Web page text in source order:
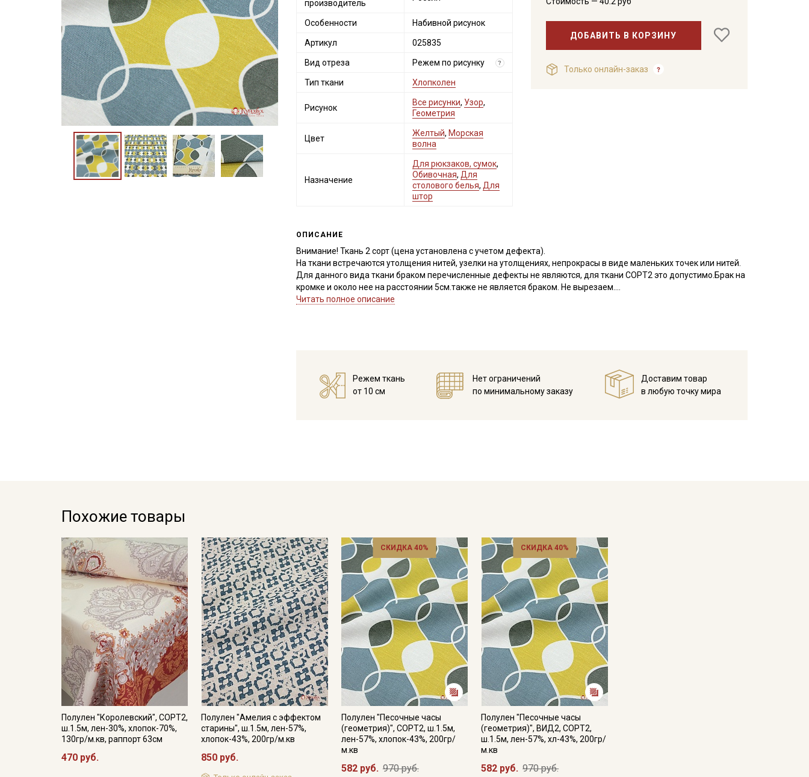
ДОБАВИТЬ В КОРЗИНУ
Только онлайн-заказ
производитель
Особенности Набивной рисунок
Артикул 025835
Вид отреза Режем по рисунку ?
Тип ткани Хлопколен
Рисунок
Все рисунки, Узор,
Геометрия
Цвет
Желтый, Морская
волна
Назначение
Для рюкзаков, сумок,
Обивочная, Для
столового белья, Для
штор
ОПИСАНИЕ
Внимание! Ткань 2 сорт (цена установлена с учетом дефекта).
На ткани встречаются утолщения нитей, узелки на утолщениях, непрокрасы в виде маленьких точек или нитей.
Для данного вида ткани браком перечисленные дефекты не являются, для ткани СОРТ2 это допустимо.Брак на
кромке и около нее на расстоянии 5см.также не является браком. Не вырезаем.
Ткань режем по рисунку, просим учитывать это при заказе!
Перед раскроем ткань следует замочить в воде комнатной температуры на 10-15 мин.; без отжима повесить
стекать; влажную прогладить утюгом разогретым до максимально высокой температуры.
Рекомендации по уходу: максимальная температура стирки 40С (При температуре воды свыше 60С ткань
Читать полное описание
Режем ткань
от 10 см
Нет ограничений
по минимальному заказу
Доставим товар
в любую точку мира
Похожие товары
Полулен "Королевский", СОРТ2,
ш.1.5м, лен-30%, хлопок-70%,
130гр/м.кв, раппорт 63см
470 руб.
Полулен "Амелия с эффектом
старины", ш.1.5м, лен-57%,
хлопок-43%, 200гр/м.кв
850 руб.
СКИДКА 40%
Полулен "Песочные часы
(геометрия)", СОРТ2, ш.1.5м,
лен-57%, хлопок-43%, 200гр/
м.кв
582 руб. 970 руб.
СКИДКА 40%
Полулен "Песочные часы
(геометрия)", ВИД2, СОРТ2,
ш.1.5м, лен-57%, хл-43%, 200гр/
м.кв
582 руб. 970 руб.
Секретная рассылка от
Купава
Мы публикуем здесь дополнительные
промокоды и скидки до 30% на узкие
категории тканей
Электронная почта
Подписаться
Ознакомлен(а) сПолитикой обработки персональных